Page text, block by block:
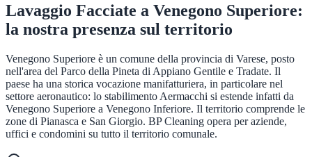
Lavaggio Facciate a Venegono Superiore:
la nostra presenza sul territorio
Venegono Superiore è un comune della provincia di Varese, posto
nell'area del Parco della Pineta di Appiano Gentile e Tradate. Il
paese ha una storica vocazione manifatturiera, in particolare nel
settore aeronautico: lo stabilimento Aermacchi si estende infatti da
Venegono Superiore a Venegono Inferiore. Il territorio comprende le
zone di Pianasca e San Giorgio. BP Cleaning opera per aziende,
uffici e condomini su tutto il territorio comunale.